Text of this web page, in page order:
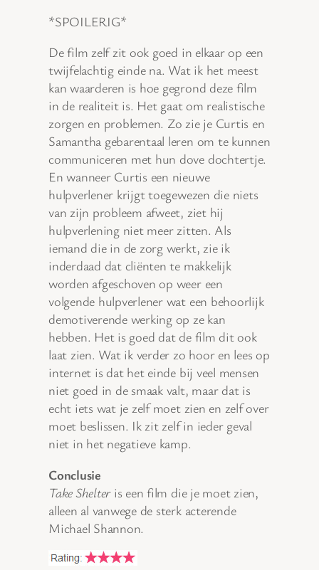
*SPOILERIG*
De film zelf zit ook goed in elkaar op een
twijfelachtig einde na. Wat ik het meest
kan waarderen is hoe gegrond deze film
in de realiteit is. Het gaat om realistische
zorgen en problemen. Zo zie je Curtis en
Samantha gebarentaal leren om te kunnen
communiceren met hun dove dochtertje.
En wanneer Curtis een nieuwe
hulpverlener krijgt toegewezen die niets
van zijn probleem afweet, ziet hij
hulpverlening niet meer zitten. Als
iemand die in de zorg werkt, zie ik
inderdaad dat cliënten te makkelijk
worden afgeschoven op weer een
volgende hulpverlener wat een behoorlijk
demotiverende werking op ze kan
hebben. Het is goed dat de film dit ook
laat zien. Wat ik verder zo hoor en lees op
internet is dat het einde bij veel mensen
niet goed in de smaak valt, maar dat is
echt iets wat je zelf moet zien en zelf over
moet beslissen. Ik zit zelf in ieder geval
niet in het negatieve kamp.
Conclusie
Take Shelteris een film die je moet zien,
alleen al vanwege de sterk acterende
Michael Shannon.